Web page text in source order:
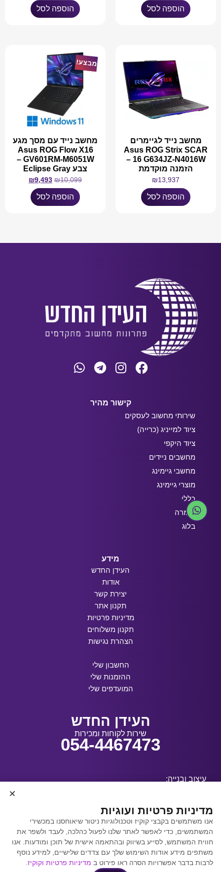
הוספה לסל הוספה לסל
מחשב נייד לגיימרים
Asus ROG Strix SCAR
16 G634JZ-N4016W –
הזמנה מוקדמת
₪13,937
הוספה לסל
מבצע!
מחשב נייד עם מסך מגע
Asus ROG Flow X16
GV601RM-M6051W –
צבע Eclipse Gray
₪10,099
₪9,493
הוספה לסל
קישור מהיר
שירותי מחשוב לעסקים
ציוד למייניג (כרייה)
ציוד היקפי
מחשבים ניידים
מחשבי גיימינג
מוצרי גיימינג
כללי
חומרה
בלוג
מידע
העידן החדש
אודות
יצירת קשר
תקנון אתר
מדיניות פרטיות
תקנון משלוחים
הצהרת נגישות
החשבון שלי
ההזמנות שלי
המועדפים שלי
העידן החדש
שירות לקוחות ומכירות
054-4467473
עיצוב ובנייה:
קידום אתרים באמצעות
Y.Y. Digital
מדיניות פרטיות ועוגיות
אנו משתמשים בקבצי קוקיז וטכנולוגיות ניטור שיאוחסנו במכשירי
המשתמשים, כדי לאפשר לאתר שלנו לפעול כהלכה, לעבד ולשפר את
חווית המשתמש, לסייע בשיווק ובהתאמה אישית של תוכן ומודעות. אנו
משתפים מידע אודות השימוש שלך עם צדדים שלישיים, למידע נוסף
לרבות בדבר אפשרויות הסרה ראו פירוט ב מדיניות פרטיות וקוקיז